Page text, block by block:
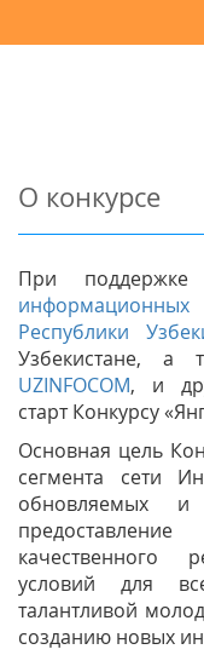
О конкурсе
При поддержке
Республики
Узбекистане, а
UZINFOCOM, и
старт Конкурсу
Основная цель
сегмента сети
обновляемых и
качественного
условий для
талантливой
созданию новых